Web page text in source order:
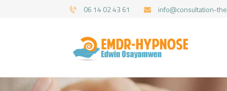
06 14 02 43 61 info@consultation-